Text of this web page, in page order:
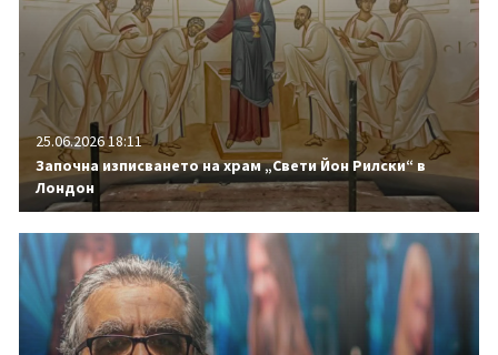
25.06.2026 18:11
Започна изписването на храм „Свети Йон Рилски“ в
Лондон